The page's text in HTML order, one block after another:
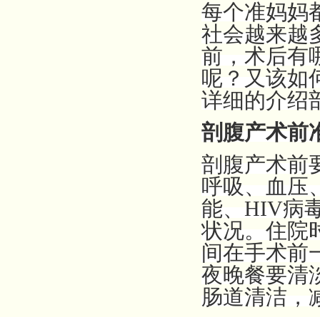
每个准妈妈
社会越来越
前，术后有
呢？又该如
详细的介绍
剖腹产术前
剖腹产术前
呼吸、血压
能、HIV病
状况。住院
间在手术前
夜晚餐要清
肠道清洁，